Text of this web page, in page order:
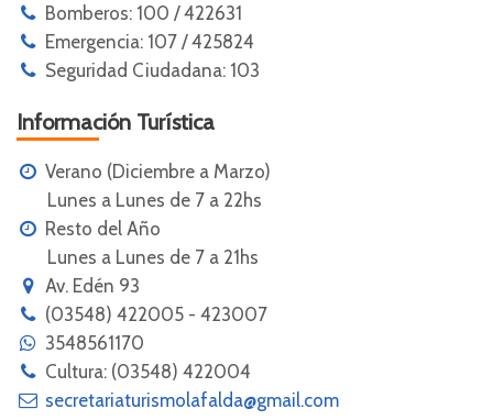
Bomberos: 100 / 422631
Emergencia: 107 / 425824
Seguridad Ciudadana: 103
Información Turística
Verano (Diciembre a Marzo)
Lunes a Lunes de 7 a 22hs
Resto del Año
Lunes a Lunes de 7 a 21hs
Av. Edén 93
(03548) 422005 - 423007
3548561170
Cultura: (03548) 422004
secretariaturismolafalda@gmail.com